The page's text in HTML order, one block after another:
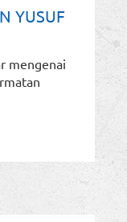
YUSUF
mengenai